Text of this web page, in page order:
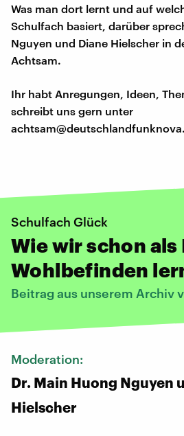
Was man dort lernt und auf
Schulfach basiert, darüber
Nguyen und Diane Hielscher in
Achtsam.
Ihr habt Anregungen, Ideen,
schreibt uns gern unter
Schulfach Glück
Wie wir schon
Wohlbefinden
Beitrag aus unserem Archiv
Moderation:
Dr. Main Huong Nguyen
Hielscher